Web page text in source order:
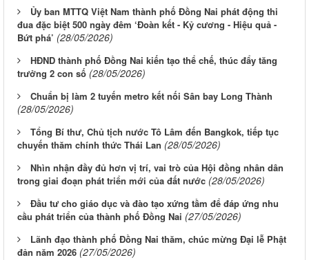
Ủy ban MTTQ Việt Nam thành phố Đồng Nai phát động thi
đua đặc biệt 500 ngày đêm ‘Đoàn kết - Kỷ cương - Hiệu quả -
Bứt phá’ (28/05/2026)
HĐND thành phố Đồng Nai kiến tạo thể chế, thúc đẩy tăng
trưởng 2 con số (28/05/2026)
Chuẩn bị làm 2 tuyến metro kết nối Sân bay Long Thành
(28/05/2026)
Tổng Bí thư, Chủ tịch nước Tô Lâm đến Bangkok, tiếp tục
chuyến thăm chính thức Thái Lan (28/05/2026)
Nhìn nhận đầy đủ hơn vị trí, vai trò của Hội đồng nhân dân
trong giai đoạn phát triển mới của đất nước (28/05/2026)
Đầu tư cho giáo dục và đào tạo xứng tầm để đáp ứng nhu
cầu phát triển của thành phố Đồng Nai (27/05/2026)
Lãnh đạo thành phố Đồng Nai thăm, chúc mừng Đại lễ Phật
đản năm 2026 (27/05/2026)